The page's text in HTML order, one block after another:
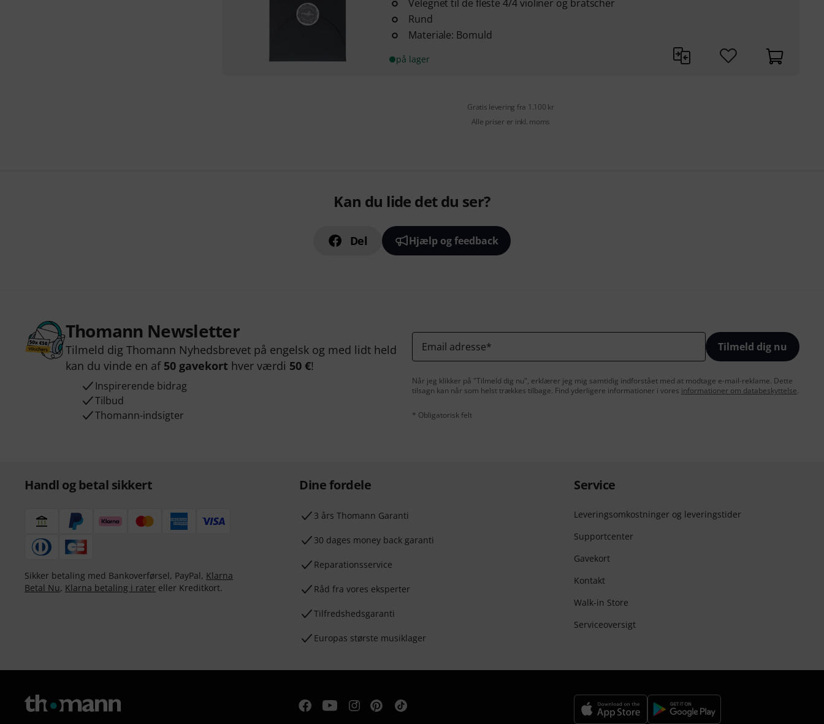
Velegnet til de fleste 4/4 violiner og bratscher
Rund
Materiale: Bomuld
på lager
Gratis levering fra 1.100 kr
Alle priser er inkl. moms
Kan du lide det du ser?
Del Hjælp og feedback
Thomann Newsletter
Tilmeld dig Thomann Nyhedsbrevet på engelsk og med lidt held
kan du vinde en af 50 gavekort hver værdi 50 €!
Inspirerende bidrag
Tilbud
Thomann-indsigter
Email adresse* Tilmeld dig nu
Når jeg klikker på "Tilmeld dig nu", erklærer jeg mig samtidig indforstået med at modtage e-mail-reklame. Dette
tilsagn kan når som helst trækkes tilbage. Find yderligere informationer i vores informationer om databeskyttelse.
* Obligatorisk felt
Handl og betal sikkert
Sikker betaling med Bankoverførsel, PayPal, Klarna
Betal Nu, Klarna betaling i rater eller Kreditkort.
Dine fordele
3 års Thomann Garanti
30 dages money back garanti
Reparationsservice
Råd fra vores eksperter
Tilfredshedsgaranti
Europas største musiklager
Service
Leveringsomkostninger og leveringstider
Supportcenter
Gavekort
Kontakt
Walk-in Store
Serviceoversigt